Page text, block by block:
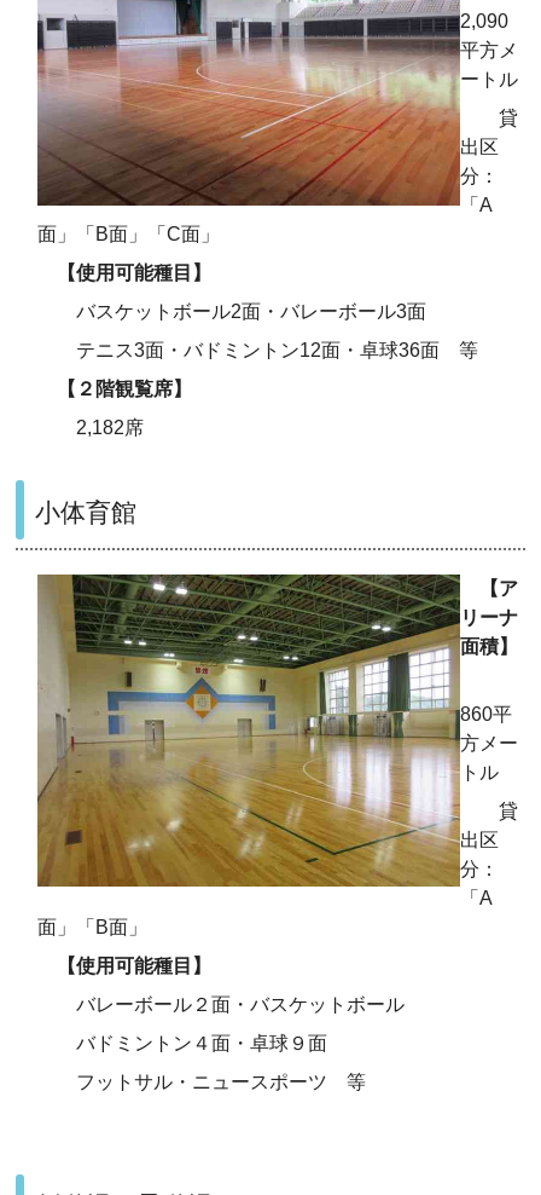
2,090
平方メ
ートル
貸
出区
分：
「A
面」「B面」「C面」
【使用可能種 目】
バスケットボール2面・バレーボール3面
テニス3面・バドミントン12面・卓球36面 等
【２階観覧席】
2,182席
小体育館
【ア
リーナ
面積】
860平
方メー
トル
貸
出区
分：
「A
面」「B面」
【使用可能種目】
バレーボール２面・バスケットボール
バドミントン４面・卓球９面
フットサル・ニュースポーツ 等